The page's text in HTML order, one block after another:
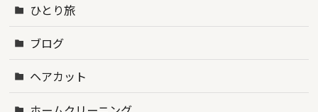
ひとり旅
ブログ
ヘアカット